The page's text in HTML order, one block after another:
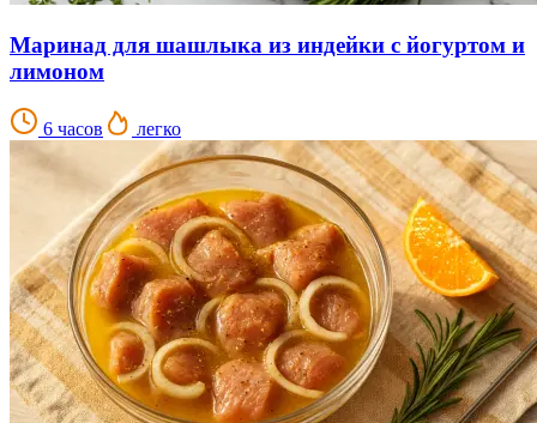
Маринад для шашлыка из индейки с йогуртом и
лимоном
6 часов легко